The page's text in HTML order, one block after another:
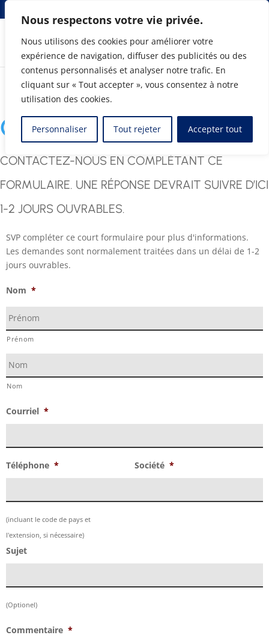
Nous respectons votre vie privée.
Nous utilisons des cookies pour améliorer votre
expérience de navigation, diffuser des publicités ou des
contenus personnalisés et analyser notre trafic. En
cliquant sur « Tout accepter », vous consentez à notre
utilisation des cookies.
Personnaliser Tout rejeter Accepter tout
Chef de file en intégration CAO-ERP
CONTACTEZ-NOUS
CONTACTEZ-NOUS EN COMPLÉTANT CE
FORMULAIRE. UNE RÉPONSE DEVRAIT SUIVRE D’ICI
1-2 JOURS OUVRABLES.
SVP compléter ce court formulaire pour plus d'informations.
Les demandes sont normalement traitées dans un délai de 1-2
jours ouvrables.
Nom *
Prénom
Nom
Courriel *
Téléphone *
(incluant le code de pays et
l'extension, si nécessaire)
Société *
Sujet
(Optionel)
Commentaire *